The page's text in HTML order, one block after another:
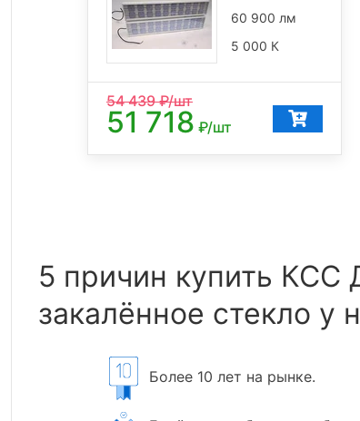
60 900 лм
5 000 К
54 439₽/шт
51 718 ₽/шт
5 причин купить КСС
закалённое стекло у
Более 10 лет на рынке.